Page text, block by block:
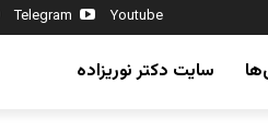
Telegram Youtube
سایت دکتر نوریزاده